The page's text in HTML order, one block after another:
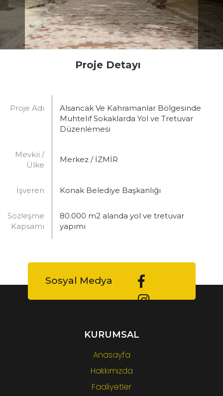
Proje Detayı
Proje Adı
Alsancak Ve Kahramanlar Bölgesinde
Muhtelif Sokaklarda Yol ve Tretuvar
Düzenlemesi
Mevkii /
Ülke
Merkez / İZMİR
İşveren Konak Belediye Başkanlığı
Sözleşme
Kapsamı
80.000 m2 alanda yol ve tretuvar
yapımı
Sosyal Medya
KURUMSAL
Anasayfa
Hakkımızda
Faaliyetler